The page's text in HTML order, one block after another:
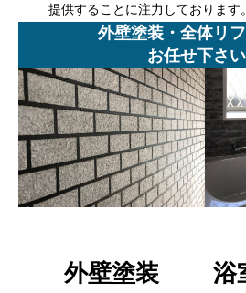
提供することに注力しております。
外壁塗装・全体リ
お任せ下さい
外壁塗装
浴